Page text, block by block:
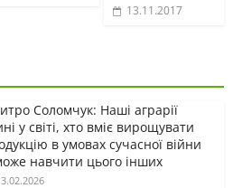
13.11.2017
Соломчук: Наші аграрії
у світі, хто вміє вирощувати
в умовах сучасної війни
навчити цього інших